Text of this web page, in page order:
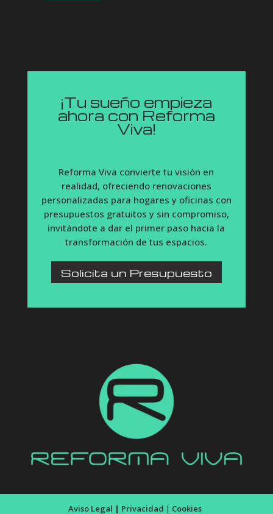
¡Tu sueño empieza
ahora con Reforma
Viva!
Reforma Viva convierte tu visión en
realidad, ofreciendo renovaciones
personalizadas para hogares y oficinas con
presupuestos gratuitos y sin compromiso,
invitándote a dar el primer paso hacia la
transformación de tus espacios.
Solicita un Presupuesto
Aviso Legal | Privacidad | Cookies